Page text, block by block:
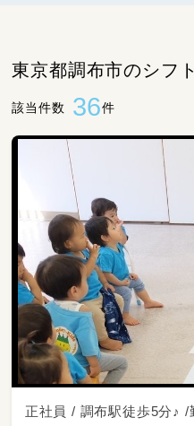
東京都調布市のシフ
該当件数 36件
正社員 / 調布駅徒歩5分♪